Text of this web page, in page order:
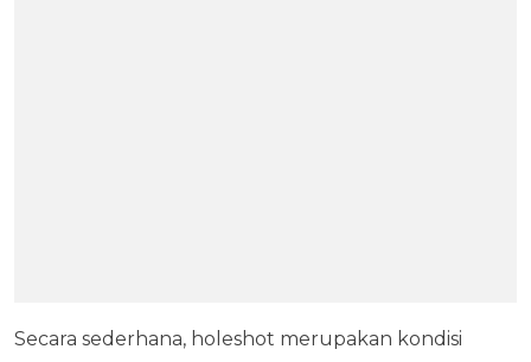
Secara sederhana, holeshot merupakan kondisi